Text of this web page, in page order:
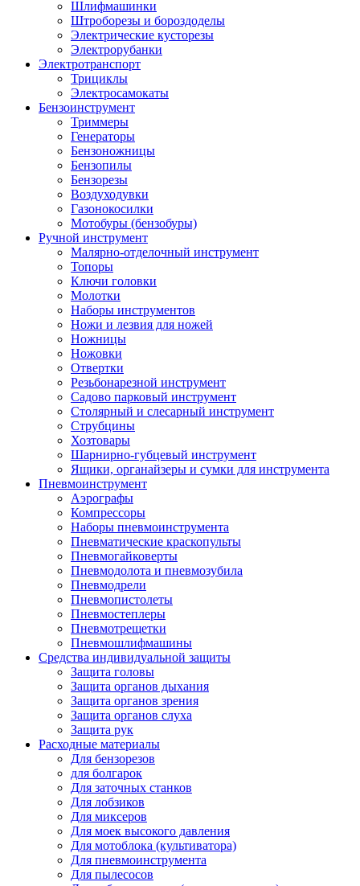
Шлифмашинки
Штроборезы и бороздоделы
Электрические кусторезы
Электрорубанки
Электротранспорт
Трициклы
Электросамокаты
Бензоинструмент
Триммеры
Генераторы
Бензоножницы
Бензопилы
Бензорезы
Воздуходувки
Газонокосилки
Мотобуры (бензобуры)
Ручной инструмент
Малярно-отделочный инструмент
Топоры
Ключи головки
Молотки
Наборы инструментов
Ножи и лезвия для ножей
Ножницы
Ножовки
Отвертки
Резьбонарезной инструмент
Садово парковый инструмент
Столярный и слесарный инструмент
Струбцины
Хозтовары
Шарнирно-губцевый инструмент
Ящики, органайзеры и сумки для инструмента
Пневмоинструмент
Аэрографы
Компрессоры
Наборы пневмоинструмента
Пневматические краскопульты
Пневмогайковерты
Пневмодолота и пневмозубила
Пневмодрели
Пневмопистолеты
Пневмостеплеры
Пневмотрещетки
Пневмошлифмашины
Средства индивидуальной защиты
Защита головы
Защита органов дыхания
Защита органов зрения
Защита органов слуха
Защита рук
Расходные материалы
Для бензорезов
для болгарок
Для заточных станков
Для лобзиков
Для миксеров
Для моек высокого давления
Для мотоблока (культиватора)
Для пневмоинструмента
Для пылесосов